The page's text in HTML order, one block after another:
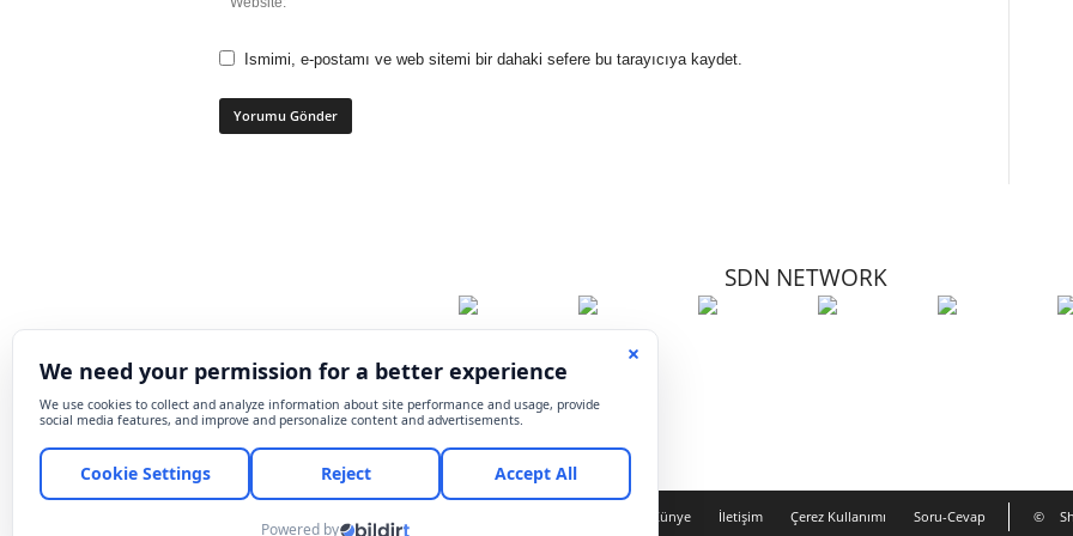
Ismimi, e-postamı ve web sitemi bir dahaki sefere bu tarayıcıya kaydet.
SDN NETWORK
Künye İletişim Çerez Kullanımı Soru-Cevap ©